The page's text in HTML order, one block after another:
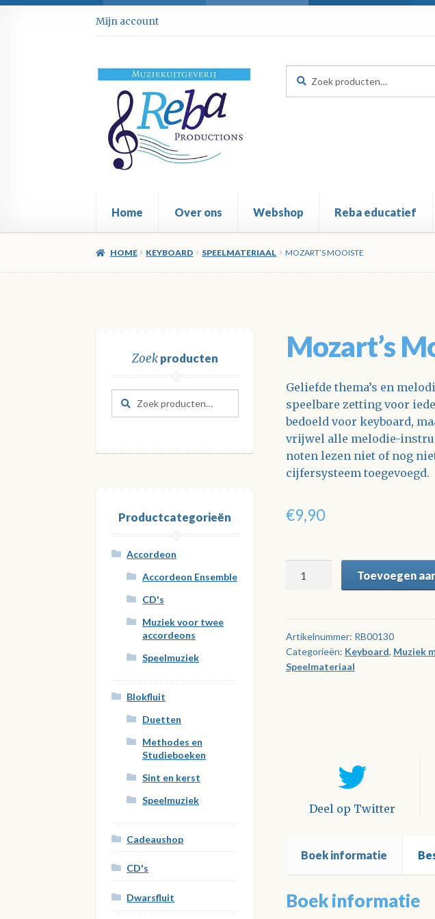
Ga
door
navigatie
Ga
direct
de
inhoud
Mijn account
naar:
Home Over ons Webshop Reba educatief
HOME KEYBOARD SPEELMATERIAAL MOZART’S MOOISTE
Mozart’s
Geliefde thema’s en
speelbare zetting voor
bedoeld voor keyboard,
vrijwel alle melodie-
noten lezen niet of nog
cijfersysteem toegevoegd.
€9,90
Mooiste
Toevoegen
Artikelnummer: RB00130
Categorieën: Keyboard, Muziek
Speelmateriaal
Deel op Twitter
Boek informatie
Boek informatie
Zoekproducten
Zoeken
naar:
Zoeken
Productcategorieën
Accordeon
Accordeon Ensemble
CD's
Muziek voor twee
accordeons
Speelmuziek
Blokfluit
Duetten
Methodes en
Studieboeken
Sint en kerst
Speelmuziek
Cadeaushop
CD's
Dwarsfluit